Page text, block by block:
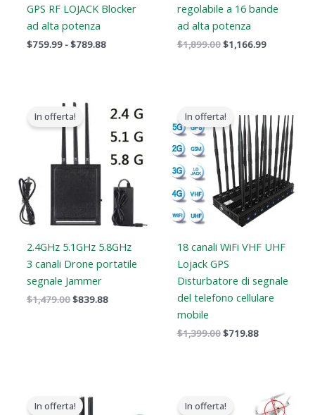
GPS RF LOJACK Blocker
ad alta potenza
$759.99 -$789.88
regolabile a 16 bande
ad alta potenza
$1,899.00$1,166.99
In offerta!
2.4GHz 5.1GHz 5.8GHz
3 canali Drone portatile
segnale Jammer
$1,479.00
prezzo
originale
era:
$1,479.00.
$839.88
prezzo
attuale
è:
$839.88.
In offerta!
18 canali WiFi VHF UHF
Lojack GPS
Disturbatore di segnale
del telefono cellulare
mobile
$1,399.00
originale
era:
$1,399.00.
$719.88
attuale
è:
$719.88.
In offerta!
prezzo
originale
attuale
In offerta!originale
prezzo
attuale